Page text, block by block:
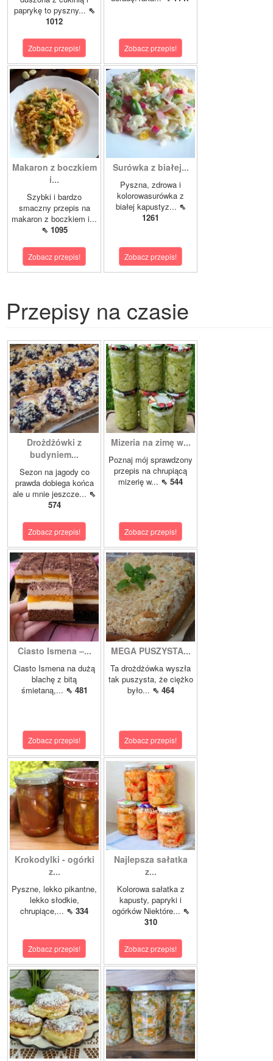
paprykę to pyszny... ⇖
1012
Zobacz przepis! Zobacz przepis!
Makaron z boczkiem
i...
Szybki i bardzo
smaczny przepis na
makaron z boczkiem i...
⇖ 1095
Zobacz przepis!
Surówka z białej...
Pyszna, zdrowa i
kolorowasurówka z
białej kapustyz... ⇖
1261
Zobacz przepis!
Przepisy na czasie
Drożdżówki z
budyniem...
Sezon na jagody co
prawda dobiega końca
ale u mnie jeszcze... ⇖
574
Zobacz przepis!
Mizeria na zimę w...
Poznaj mój sprawdzony
przepis na chrupiącą
mizerię w... ⇖ 544
Zobacz przepis!
Ciasto Ismena –...
Ciasto Ismena na dużą
blachę z bitą
śmietaną,... ⇖ 481
Zobacz przepis!
MEGA PUSZYSTA...
Ta drożdżówka wyszła
tak puszysta, że ciężko
było... ⇖ 464
Zobacz przepis!
Krokodylki - ogórki
z...
Pyszne, lekko pikantne,
lekko słodkie,
chrupiące,... ⇖ 334
Zobacz przepis!
Najlepsza sałatka
z...
Kolorowa sałatka z
kapusty, papryki i
ogórków Niektóre... ⇖
310
Zobacz przepis!